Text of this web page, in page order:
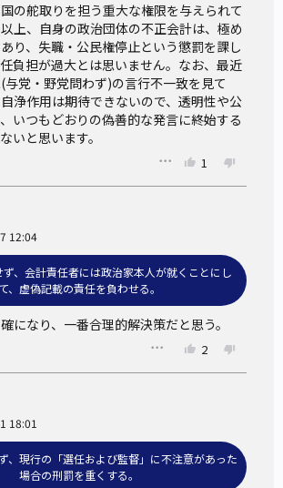
の舵取りを担う重大な権限を与えられて
上、自身の政治団体の不正会計は、極め
り、失職・公民権停止という懲罰を課し
負担が過大とは思いません。なお、最近
与党・野党問わず)の言行不一致を見て
浄作用は期待できないので、透明性や公
いつもどおりの偽善的な発言に終始する
いと思います。
1
12:04
、会計責任者には政治家本人が就くことにし
て、虚偽記載の責任を負わせる。
になり、一番合理的解決策だと思う。
2
18:01
、現行の「選任および監督」に不注意があった
場合の刑罰を重くする。